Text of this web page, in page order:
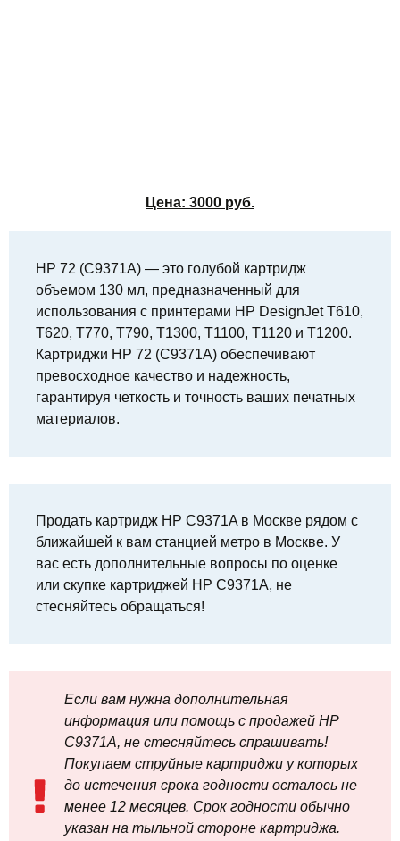
Цена: 3000 руб.
HP 72 (C9371A) — это голубой картридж
объемом 130 мл, предназначенный для
использования с принтерами HP DesignJet T610,
T620, T770, T790, T1300, T1100, T1120 и T1200.
Картриджи HP 72 (C9371A) обеспечивают
превосходное качество и надежность,
гарантируя четкость и точность ваших печатных
материалов.
Продать картридж HP C9371A в Москве рядом с
ближайшей к вам станцией метро в Москве. У
вас есть дополнительные вопросы по оценке
или скупке картриджей HP C9371A, не
стесняйтесь обращаться!
Если вам нужна дополнительная
информация или помощь с продажей HP
C9371A, не стесняйтесь спрашивать!
Покупаем струйные картриджи у которых
до истечения срока годности осталось не
менее 12 месяцев. Срок годности обычно
указан на тыльной стороне картриджа.